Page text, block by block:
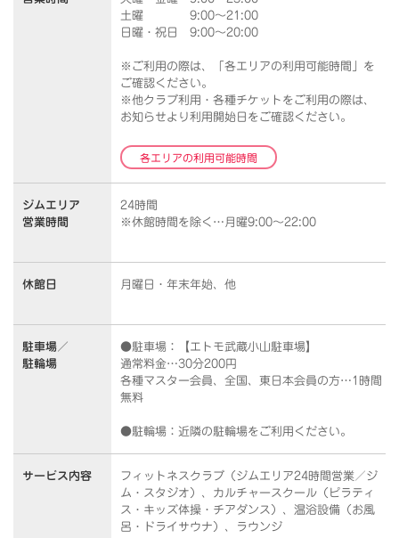
土曜 9:00～21:00
日曜・祝日 9:00～20:00
※ご利用の際は、「各エリアの利用可能時間」を
ご確認ください。
※他クラブ利用・各種チケットをご利用の際は、
お知らせより利用開始日をご確認ください。
各エリアの利用可能時間
ジムエリア
営業時間
24時間
※休館時間を除く…月曜9:00～22:00
休館日 月曜日・年末年始、他
駐車場／
駐輪場
●駐車場：【エトモ武蔵小山駐車場】
通常料金…30分200円
各種マスター会員、全国、東日本会員の方…1時間
無料
●駐輪場：近隣の駐輪場をご利用ください。
サービス内容
フィットネスクラブ（ジムエリア24時間営業／ジ
ム・スタジオ）、カルチャースクール（ピラティ
ス・キッズ体操・チアダンス）、温浴設備（お風
呂・ドライサウナ）、ラウンジ